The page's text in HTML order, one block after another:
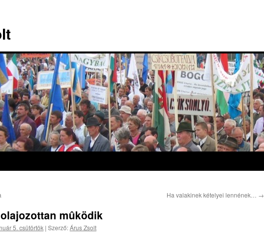
Ha valakinek kételyei lennének… →
mûködik
5. csütörtök | Szerző:Árus Zsolt